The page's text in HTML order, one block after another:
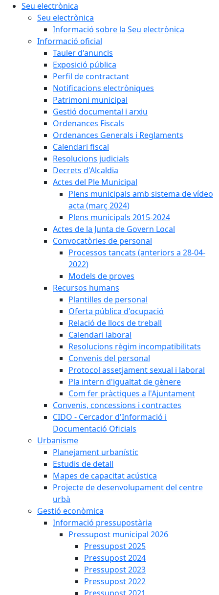
Seu electrònica
Seu electrònica
Informació sobre la Seu electrònica
Informació oficial
Tauler d'anuncis
Exposició pública
Perfil de contractant
Notificacions electròniques
Patrimoni municipal
Gestió documental i arxiu
Ordenances Fiscals
Ordenances Generals i Reglaments
Calendari fiscal
Resolucions judicials
Decrets d'Alcaldia
Actes del Ple Municipal
Plens municipals amb sistema de vídeo
acta (març 2024)
Plens municipals 2015-2024
Actes de la Junta de Govern Local
Convocatòries de personal
Processos tancats (anteriors a 28-04-
2022)
Models de proves
Recursos humans
Plantilles de personal
Oferta pública d'ocupació
Relació de llocs de treball
Calendari laboral
Resolucions règim incompatibilitats
Convenis del personal
Protocol assetjament sexual i laboral
Pla intern d'igualtat de gènere
Com fer pràctiques a l'Ajuntament
Convenis, concessions i contractes
CIDO - Cercador d'Informació i
Documentació Oficials
Urbanisme
Planejament urbanístic
Estudis de detall
Mapes de capacitat acústica
Projecte de desenvolupament del centre
urbà
Gestió econòmica
Informació pressupostària
Pressupost municipal 2026
Pressupost 2025
Pressupost 2024
Pressupost 2023
Pressupost 2022